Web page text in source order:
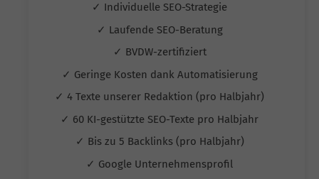
✓ Individuelle SEO-Strategie
✓ Laufende SEO-Beratung
✓ BVDW-zertifiziert
✓ Geringe Kosten dank Automatisierung
✓ 4 Texte unserer Redaktion (pro Halbjahr)
✓ 60 KI-gestützte SEO-Texte pro Halbjahr
✓ Bis zu 5 Backlinks (pro Halbjahr)
✓ Google Unternehmensprofil